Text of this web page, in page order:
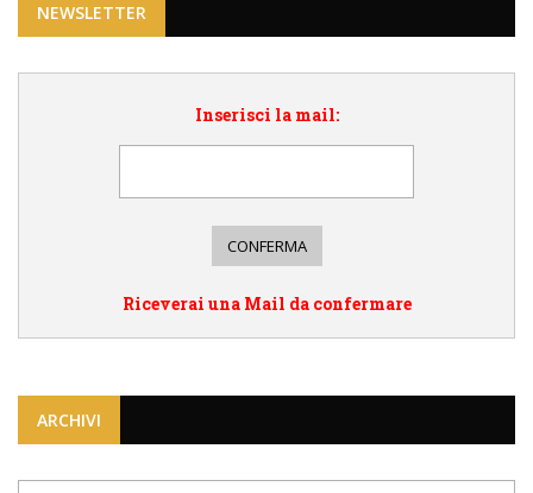
NEWSLETTER
Inserisci la mail:
Riceverai una Mail da confermare
ARCHIVI